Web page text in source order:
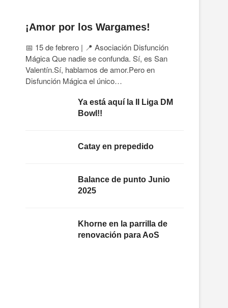
¡Amor por los Wargames!
📅 15 de febrero | 📍 Asociación Disfunción
Mágica Que nadie se confunda. Sí, es San
Valentín.Sí, hablamos de amor.Pero en
Disfunción Mágica el único…
Ya está aquí la II Liga DM
Bowl!!
Catay en prepedido
Balance de punto Junio
2025
Khorne en la parrilla de
renovación para AoS